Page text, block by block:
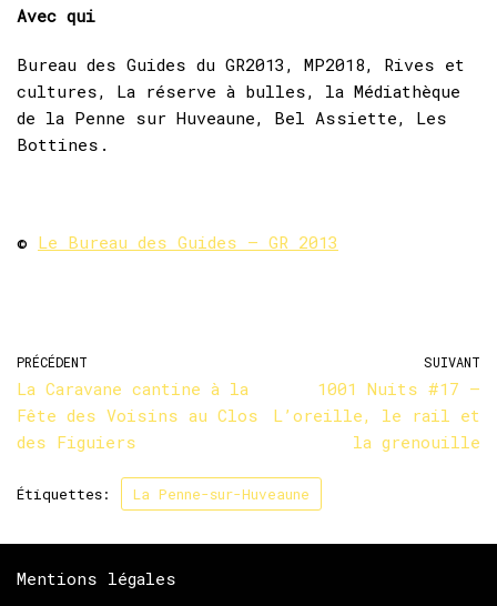
Avec qui
Bureau des Guides du GR2013, MP2018, Rives et
cultures, La réserve à bulles, la Médiathèque
de la Penne sur Huveaune, Bel Assiette, Les
Bottines.
© Le Bureau des Guides – GR 2013
PRÉCÉDENT
La Caravane cantine à la
Fête des Voisins au Clos
des Figuiers
SUIVANT
1001 Nuits #17 –
L’oreille, le rail et
la grenouille
Étiquettes: La Penne-sur-Huveaune
Mentions légales